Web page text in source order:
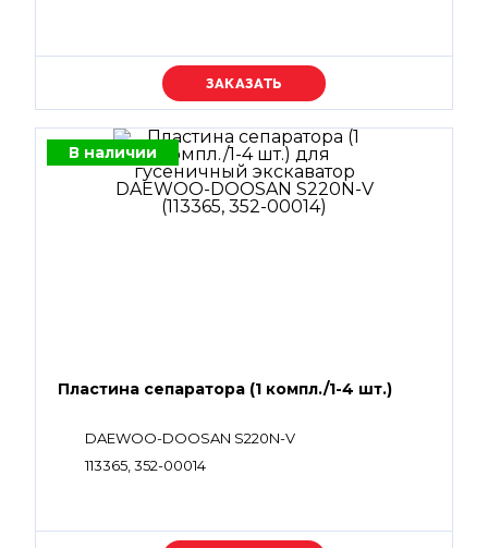
Уточняйте цену
В наличии
Пластина сепаратора (1 компл./1-4 шт.)
DAEWOO-DOOSAN S220N-V
113365, 352-00014